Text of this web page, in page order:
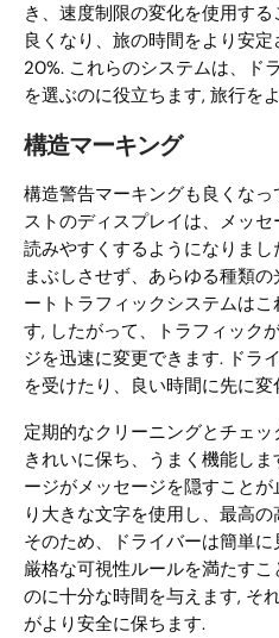
き、速度制限の変化を使用す
良くなり、旅の時間をより安定
20%. これらのシステムは、ド
を選ぶのに役立ちます, 旅行を
構造マーキング
構造警告マーキングも良くなっ
ストのディスプレイは、メッ
読みやすくするようになりま
まぶしさせず、あらゆる種類
ートトラフィックシステムは
す, したがって、トラフィック
ジを迅速に変更できます. ドラ
を受けたり、良い時間に先に
定期的なクリーニングとチェ
きれいに保ち、うまく機能し
ージがメッセージを隠すこと
り大きな文字を使用し、最高
そのため、ドライバーは簡単
厳格な可視性ルールを満たす
のに十分な時間を与えます, そ
がより安全に保ちます.